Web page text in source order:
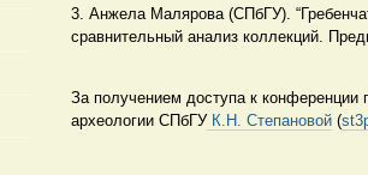
3. Анжела Малярова (СПбГУ).
сравнительный анализ коллекций.
За получением доступа к
археологии СПбГУК.Н. Степановой (